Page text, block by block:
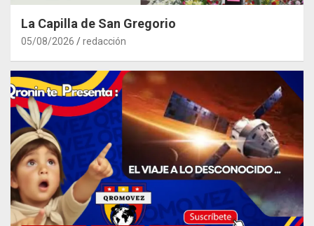
La Capilla de San Gregorio
05/08/2026 redacción